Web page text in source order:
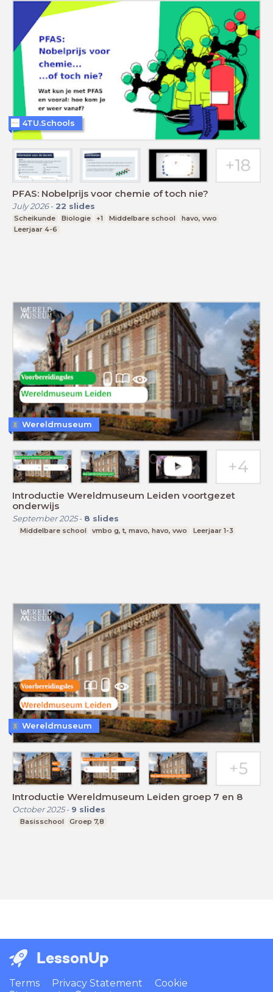
PFAS: Nobelprijs voor chemie of toch nie?
July 2026- 22 slides
Scheikunde Biologie +1 Middelbare school
havo, vwo
Leerjaar 4-6
4TU.Schools
Introductie Wereldmuseum Leiden voortgezet
onderwijs
September 2025- 8 slides
Middelbare school vmbo g, t, mavo, havo, vwo Leerjaar 1-3
Wereldmuseum
Introductie Wereldmuseum Leiden groep 7 en 8
October 2025- 9 slides
Basisschool Groep 7,8
Wereldmuseum
LessonUp
Terms Privacy Statement
Cookie